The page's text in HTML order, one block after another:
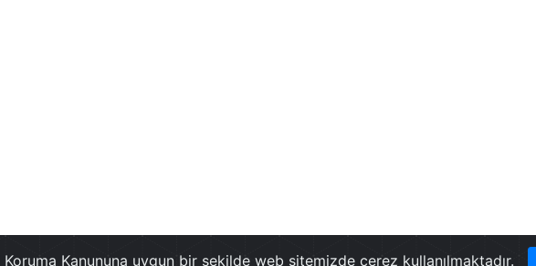
Kanununa uygun bir şekilde web sitemizde çerez kullanılmaktadır.